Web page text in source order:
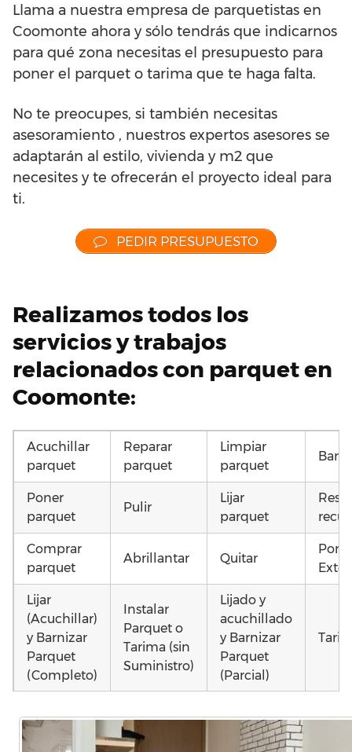
Llama a nuestra empresa de parquetistas en
Coomonte ahora y sólo tendrás que indicarnos
para qué zona necesitas el presupuesto para
poner el parquet o tarima que te haga falta.
No te preocupes, si también necesitas
asesoramiento , nuestros expertos asesores se
adaptarán al estilo, vivienda y m2 que
necesites y te ofrecerán el proyecto ideal para
ti.
PEDIR PRESUPUESTO
Realizamos todos los
servicios y trabajos
relacionados con parquet en
Coomonte:
Acuchillar
parquet
Reparar
parquet
Limpiar
parquet
Poner
parquet
Pulir
Lijar
parquet
Comprar
parquet
Abrillantar Quitar
Lijar
(Acuchillar)
y Barnizar
Parquet
(Completo)
Instalar
Parquet o
Tarima (sin
Suministro)
Lijado y
acuchillado
y Barnizar
Parquet
(Parcial)
parquet o
Tarima
parquet o
Tarima
parquet o
Tarima